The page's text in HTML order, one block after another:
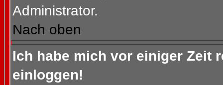
Administrator.
Nach oben
Ich habe mich vor einiger Zeit
einloggen!